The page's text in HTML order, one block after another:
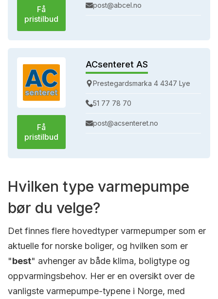
Få
pristilbud
post@abcel.no
Få
pristilbud
ACsenteret AS
Prestegardsmarka 4 4347 Lye
51 77 78 70
post@acsenteret.no
Hvilken type varmepumpe
bør du velge?
Det finnes flere hovedtyper varmepumper som er
aktuelle for norske boliger, og hvilken som er
"best" avhenger av både klima, boligtype og
oppvarmingsbehov. Her er en oversikt over de
vanligste varmepumpe-typene i Norge, med